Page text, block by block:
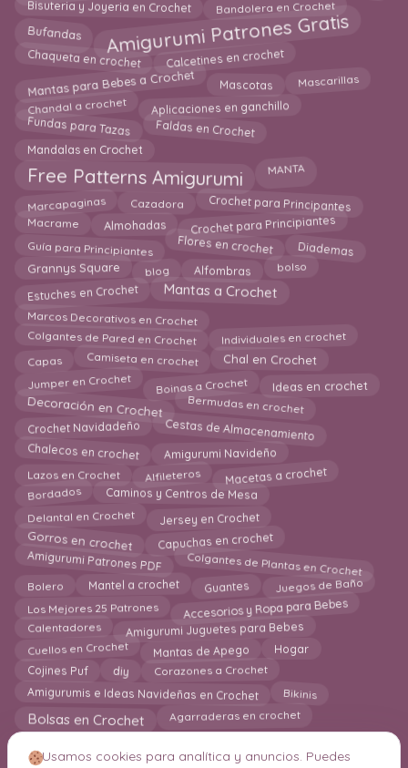
Bisuteria y Joyeria en Crochet Bandolera en Crochet
Bufandas Amigurumi Patrones Gratis
Chaqueta en crochet Calcetines en crochet
Mantas para Bebes a Crochet Mascotas Mascarillas
Chandal a crochet Aplicaciones en ganchillo
Fundas para Tazas Faldas en Crochet
Mandalas en Crochet
Free Patterns Amigurumi MANTA
Marcapaginas Cazadora Crochet para Principantes
Macrame Almohadas Crochet para Principiantes
Guía para Principiantes Flores en crochet Diademas
Grannys Square blog Alfombras bolso
Estuches en Crochet Mantas a Crochet
Marcos Decorativos en Crochet
Colgantes de Pared en Crochet Individuales en crochet
Capas Camiseta en crochet Chal en Crochet
Jumper en Crochet Boinas a Crochet Ideas en crochet
Decoración en Crochet Bermudas en crochet
Crochet Navidadeño Cestas de Almacenamiento
Chalecos en crochet Amigurumi Navideño
Lazos en Crochet Alfileteros Macetas a crochet
Bordados Caminos y Centros de Mesa
Delantal en Crochet Jersey en Crochet
Gorros en crochet Capuchas en crochet
Amigurumi Patrones PDF Colgantes de Plantas en Crochet
Bolero Mantel a crochet Guantes Juegos de Baño
Los Mejores 25 Patrones Accesorios y Ropa para Bebes
Calentadores Amigurumi Juguetes para Bebes
Cuellos en Crochet Mantas de Apego Hogar
Cojines Puf diy Corazones a Crochet
Amigurumis e Ideas Navideñas en Crochet Bikinis
Bolsas en Crochet Agarraderas en crochet
Usamos cookies para analítica y anuncios. Puedes